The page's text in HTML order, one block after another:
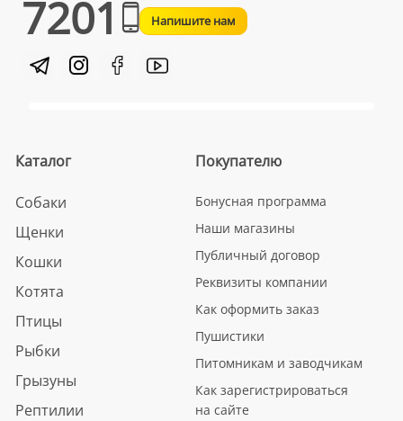
7201 Напишите нам
Каталог
Собаки
Щенки
Кошки
Котята
Птицы
Рыбки
Грызуны
Рептилии
Покупателю
Бонусная программа
Наши магазины
Публичный договор
Реквизиты компании
Как оформить заказ
Пушистики
Питомникам и заводчикам
Как зарегистрироваться
на сайте